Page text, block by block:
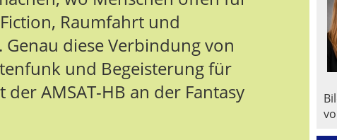
Raumfahrt und
diese Verbindung von
und Begeisterung für
AMSAT-HB an der Fantasy